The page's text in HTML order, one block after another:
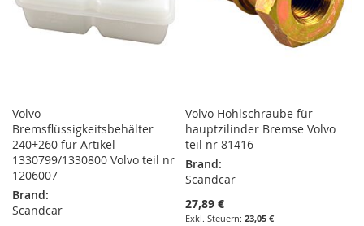
Volvo
Bremsflüssigkeitsbehälter
240+260 für Artikel
1330799/1330800 Volvo teil nr
1206007
Brand:
Scandcar
Volvo Hohlschraube für
hauptzilinder Bremse Volvo
teil nr 81416
Brand:
Scandcar
27,89 €
23,05 €